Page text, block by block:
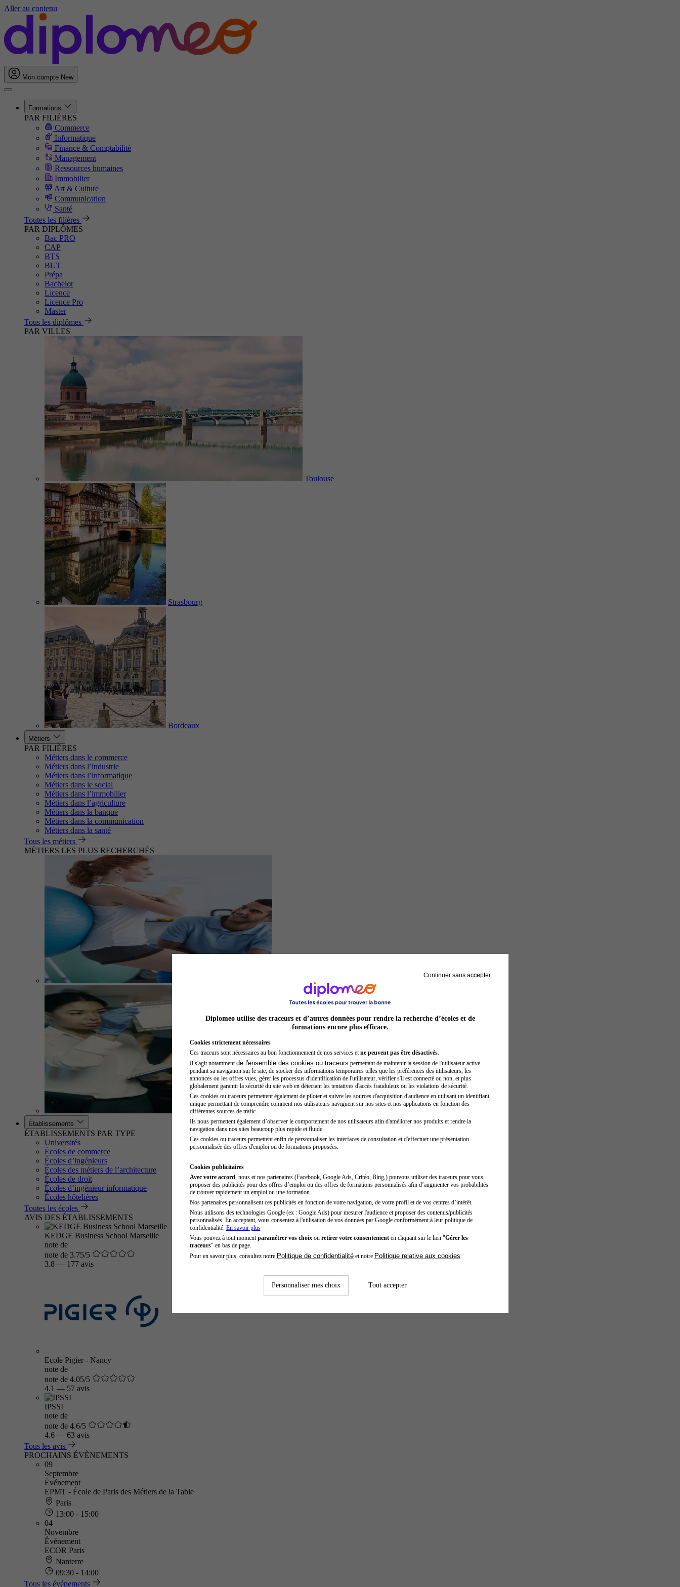
Aller au contenu
Mon compte New
Formations
PAR FILIÈRES
Commerce
Informatique
Finance & Comptabilité
Management
Ressources humaines
Immobilier
Art & Culture
Communication
Santé
Toutes les filières
PAR DIPLÔMES
Bac PRO
CAP
BTS
BUT
Prépa
Bachelor
Licence
Licence Pro
Master
Tous les diplômes
PAR VILLES
Toulouse
Strasbourg
Bordeaux
Métiers
PAR FILIÈRES
Métiers dans le commerce
Métiers dans l’industrie
Métiers dans l’informatique
Métiers dans le social
Métiers dans l’immobilier
Métiers dans l’agriculture
Métiers dans la banque
Métiers dans la communication
Métiers dans la santé
Tous les métiers
MÉTIERS LES PLUS RECHERCHÉS
Kinésithérapeute sportif
Établissements
ÉTABLISSEMENTS PAR TYPE
Universités
Écoles de commerce
Écoles d’ingénieurs
Écoles des métiers de l’architecture
Écoles de droit
Écoles d’ingénieur informatique
Écoles hôtelières
Toutes les écoles
AVIS DES ÉTABLISSEMENTS
KEDGE Business School Marseille
note de
note de 3.75/5
3.8 — 177 avis
Ecole Pigier - Nancy
note de
note de 4.05/5
4.1 — 57 avis
IPSSI
note de
note de 4.6/5
4.6 — 63 avis
Tous les avis
PROCHAINS ÉVÈNEMENTS
09
Septembre
Événement
EPMT - École de Paris des Métiers de la Table
Paris
13:00 - 15:00
04
Novembre
Événement
ECOR Paris
Nanterre
09:30 - 14:00
Tous les événements
Continuer sans accepter
Diplomeo utilise des traceurs et d’autres données pour rendre la recherche d’écoles et de
formations encore plus efficace.
Cookies strictement nécessaires
Ces traceurs sont nécessaires au bon fonctionnement de nos services et ne peuvent pas être désactivés.
Il s'agit notamment de l'ensemble des cookies ou traceurs permettant de maintenir la session de l'utilisateur active
pendant sa navigation sur le site, de stocker des informations temporaires telles que les préférences des utilisateurs, les
annonces ou les offres vues, gérer les processus d'identification de l'utilisateur, vérifier s'il est connecté ou non, et plus
globalement garantir la sécurité du site web en détectant les tentatives d'accès frauduleux ou les violations de sécurité.
Ces cookies ou traceurs permettent également de piloter et suivre les sources d'acquisition d'audience en utilisant un identifiant
unique permettant de comprendre comment nos utilisateurs naviguent sur nos sites et nos applications en fonction des
différentes sources de trafic.
Ils nous permettent également d’observer le comportement de nos utilisateurs afin d'améliorer nos produits et rendre la
navigation dans nos sites beaucoup plus rapide et fluide.
Ces cookies ou traceurs permettent enfin de personnaliser les interfaces de consultation et d'effectuer une présentation
personnalisée des offres d'emploi ou de formations proposées.
Cookies publicitaires
Avec votre accord , nous et nos partenaires (Facebook, Google Ads, Critéo, Bing,) pouvons utiliser des traceurs pour vous
proposer des publicités pour des offres d’emploi ou des offres de formations personnalisés afin d’augmenter vos probabilités
de trouver rapidement un emploi ou une formation.
Nos partenaires personnalisent ces publicités en fonction de votre navigation, de votre profil et de vos centres d’intérêt.
Nous utilisons des technologies Google (ex : Google Ads) pour mesurer l'audience et proposer des contenus/publicités
personnalisés. En acceptant, vous consentez à l'utilisation de vos données par Google conformément à leur politique de
confidentialité. En savoir plus
Vous pouvez à tout moment paramétrer vos choixou retirer votre consentementen cliquant sur le lien "Gérer les
traceurs" en bas de page.
Pour en savoir plus, consultez notre Politique de confidentialitéet notre Politique relative aux cookies
Personnaliser mes choix Tout accepter